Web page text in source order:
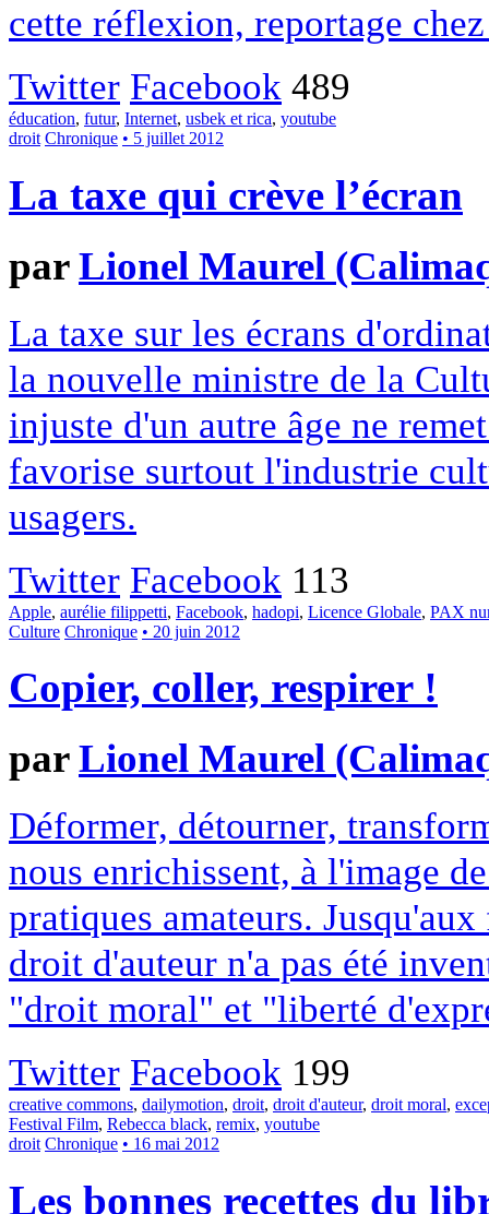
cette réflexion, reportage
Twitter Facebook 489
éducation, futur, Internet, usbek et rica, youtube
droit Chronique • 5 juillet 2012
La taxe qui crève l’écran
parLionel Maurel
La taxe sur les écrans
la nouvelle ministre de la
injuste d'un autre âge ne
favorise surtout l'industrie
usagers.
Twitter Facebook 113
Apple, aurélie filippetti, Facebook, hadopi, Licence Globale, PAX
Culture Chronique • 20 juin 2012
Copier, coller, respirer !
parLionel Maurel
Déformer, détourner,
nous enrichissent, à l'image
pratiques amateurs.
droit d'auteur n'a pas été
"droit moral" et "liberté
Twitter Facebook 199
creative commons, dailymotion, droit, droit d'auteur, droit moral,
Festival Film, Rebecca black, remix, youtube
droit Chronique • 16 mai 2012
Les bonnes recettes du